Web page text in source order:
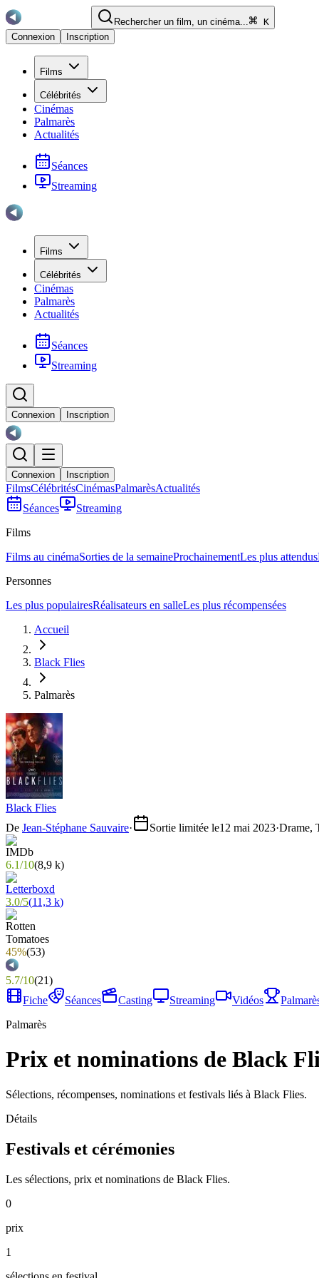
Rechercher un film, un cinéma...
K
Connexion
Inscription
Films
Célébrités
Cinémas
Palmarès
Actualités
Séances
Streaming
Films
Célébrités
Cinémas
Palmarès
Actualités
Séances
Streaming
Connexion Inscription
Connexion Inscription
FilmsCélébritésCinémasPalmarèsActualités
Séances
Streaming
Films
Films au cinémaSorties de la semaineProchainementLes plus attendus
Personnes
Les plus populairesRéalisateurs en salleLes plus récompensées
Accueil
Black Flies
Palmarès
Black Flies
De Jean-Stéphane Sauvaire· Sortie limitée le12 mai 2023·Drame,
6.1/10(8,9 k)
3.0/5(11,3 k)
45%(53)
5.7/10(21)
Fiche
Séances Casting Streaming Vidéos
Palmarès
Prix et nominations de Black
Sélections, récompenses, nominations et festivals liés à Black Flies.
Détails
Festivals et cérémonies
Les sélections, prix et nominations de Black Flies.
0
prix
1